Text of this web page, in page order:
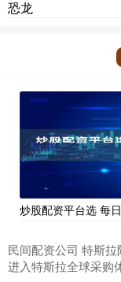
恐龙
炒股配资平台选 每
民间配资公司 特斯
进入特斯拉全球采购